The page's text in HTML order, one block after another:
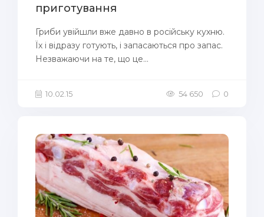
приготування
Гриби увійшли вже давно в російську кухню.
Їх і відразу готують, і запасаються про запас.
Незважаючи на те, що це...
10.02.15 54 650 0